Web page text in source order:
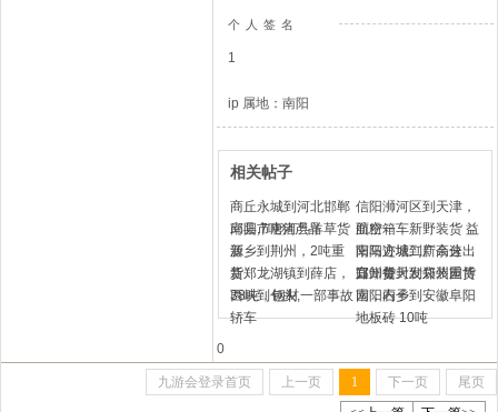
个人签名
1
ip 属地：南阳
相关帖子
商丘永城到河北邯郸
邱县,7吨猪产品
信阳浉河区到天津，
航空箱
南阳市唐河县羊草货
源
面粉一车新野装货 益
阳马迹塘二广高速出
口卸货
新乡到荆州，2吨重
货
南阳方城到新余分
宜，每天发袋装重货
新郑龙湖镇到薛店，
38吨，钢材
郑州登封到郑州园博
园，石子
西峡到包头,一部事故
轿车
南阳内乡到安徽阜阳
地板砖 10吨
0
九游会登录首页 上一页 1 下一页
尾页